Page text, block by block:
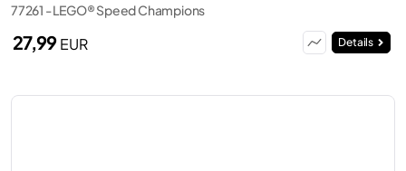
77261 - LEGO® Speed Champions
27,99EUR Details